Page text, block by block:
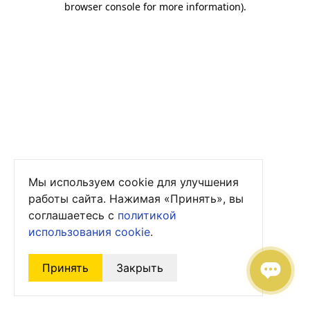
browser console for more information).
Мы используем cookie для улучшения
работы сайта. Нажимая «Принять», вы
соглашаетесь с политикой
использования cookie.
Принять Закрыть